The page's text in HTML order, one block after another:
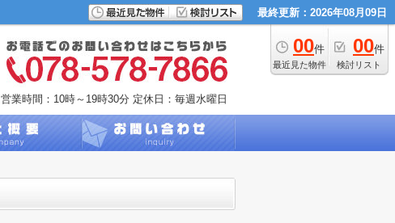
最終更新：2026年08月09日
00件
最近見た物件
00件
検討リスト
営業時間：10時～19時30分 定休日：毎週水曜日